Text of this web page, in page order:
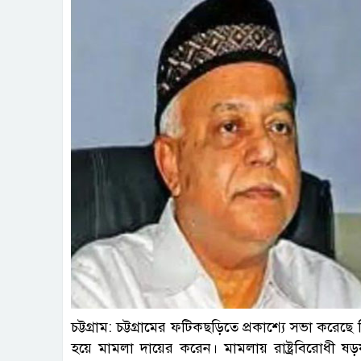
ছবি :
চট্টগ্রাম: চট্টগ্রামের ফটিকছড়িতে প্রকাশ্যে সভা
হয়ে মামলা দায়ের করেন। মামলায় রাষ্ট্রবিরোধী